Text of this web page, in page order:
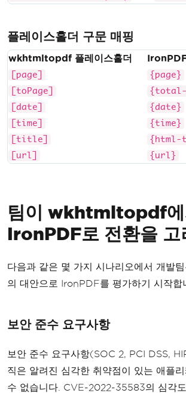
플레이스홀더 구문 매핑
wkhtmltopdf 플레이스홀더
[page]
{page}
[toPage]
{total-
[date]
{date}
[time]
{time}
[title]
[url]
{url}
팀이 wkhtmltopdf에
IronPDF로 전환을 고
다음과 같은 몇 가지 시나리오에서 개발
의 대안으로 IronPDF를 평가하기 시작합
보안 준수 요구사항
보안 준수 요구사항(SOC 2, PCI DSS,
직은 알려진 심각한 취약점이 있는 애플
수 없습니다. CVE-2022-35583의 심각